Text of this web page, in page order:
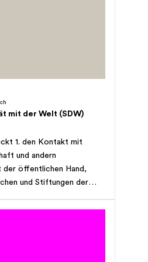
mit der Welt (SDW)
1. den Kontakt mit
und andern
der öffentlichen Hand,
und Stiftungen der
finanzieller Hilfe an den